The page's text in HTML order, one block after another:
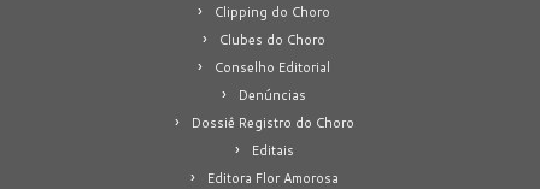
Clipping do Choro
Clubes do Choro
Conselho Editorial
Denúncias
Dossiê Registro do Choro
Editais
Editora Flor Amorosa